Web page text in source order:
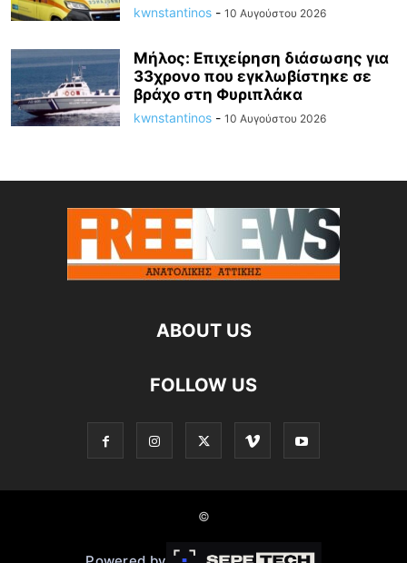
kwnstantinos - 10 Αυγούστου 2026
Μήλος: Επιχείρηση διάσωσης για
33χρονο που εγκλωβίστηκε σε
βράχο στη Φυριπλάκα
kwnstantinos - 10 Αυγούστου 2026
ABOUT US
FOLLOW US
©